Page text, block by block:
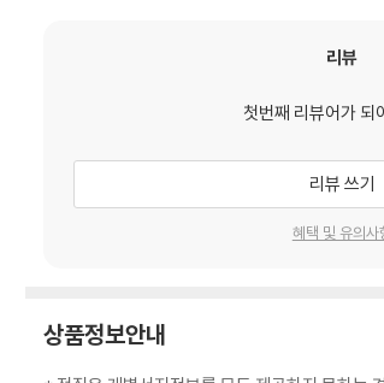
리뷰
첫번째 리뷰어가 되
리뷰 쓰기
혜택 및 유의사
상품정보안내